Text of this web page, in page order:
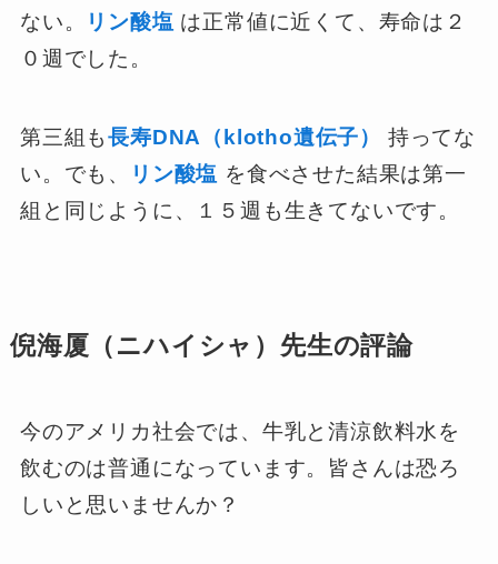
ない。
リン酸塩 は正常値に近くて、寿命は２
０週でした。
第三組も長寿DNA（klotho遺伝子）
持ってな
い。でも、
リン酸塩 を食べさせた結果は第一
組と同じように、１５週も生きてないです。
倪海厦（ニハイシャ）先生の評論
今のアメリカ社会では、牛乳と清涼飲料水を
飲むのは普通になっています。皆さんは恐ろ
しいと思いませんか？